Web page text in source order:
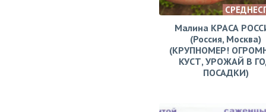
Малина КРАСА
(Россия, Москва)
(КРУПНОМЕР!
КУСТ, УРОЖАЙ В
ПОСАДКИ)